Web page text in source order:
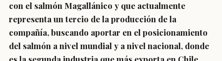
con el salmón Magallánico y que actualmente
representa un tercio de la producción de la
compañía, buscando aportar en el posicionamiento
del salmón a nivel mundial y a nivel nacional, donde